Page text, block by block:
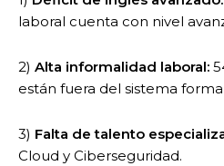
laboral cuenta con nivel
2) Alta informalidad laboral:
están fuera del sistema
3) Falta de talento
Cloud y Ciberseguridad.